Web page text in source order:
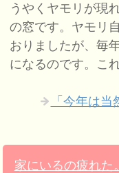
うやくヤモリが現
の窓です。ヤモリ
おりましたが、毎
になるのです。こ
「今年は
家にいるの疲れた。